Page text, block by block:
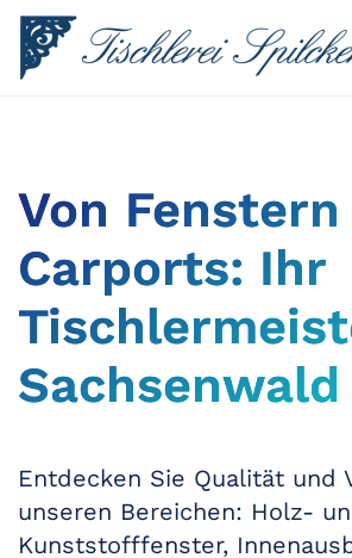
Skip to main content
Von
Carports: Ihr
Sachsenwald
Entdecken Sie Qualität und
unseren Bereichen: Holz-
Kunststofffenster,